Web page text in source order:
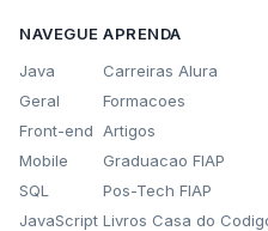
NAVEGUE
Java
Geral
Front-end
Mobile
SQL
JavaScript
APRENDA
Carreiras Alura
Formacoes
Artigos
Graduacao FIAP
Pos-Tech FIAP
Livros Casa do